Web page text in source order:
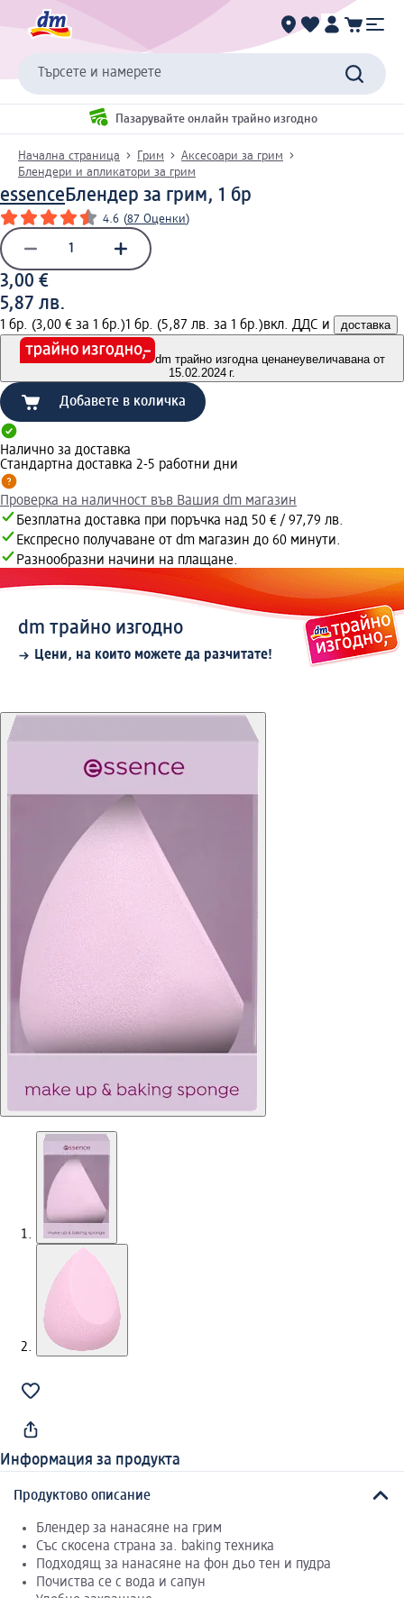
Търсете и намерете
Пазарувайте онлайн трайно изгодно
Начална страница Грим
Аксесоари за грим
Блендери и апликатори за грим
essenceБлендер за грим, 1 бр
4.6 (87 Оценки)
3,00 €
5,87 лв.
1 бр. (3,00 € за 1 бр.)1 бр. (5,87 лв. за 1 бр.)вкл. ДДС и доставка
dm трайно изгодна ценанеувеличавана от
15.02.2024 г.
Добавете в количка
Налично за доставка
Стандартна доставка 2-5 работни дни
Проверка на наличност във Вашия dm магазин
Безплатна доставка при поръчка над 50 € / 97,79 лв.
Експресно получаване от dm магазин до 60 минути.
Разнообразни начини на плащане.
dm трайно изгодно
Цени, на които можете да разчитате!
Информация за продукта
Продуктово описание
Блендер за нанасяне на грим
Със скосена страна за. baking техника
Подходящ за нанасяне на фон дьо тен и пудра
Почиства се с вода и сапун